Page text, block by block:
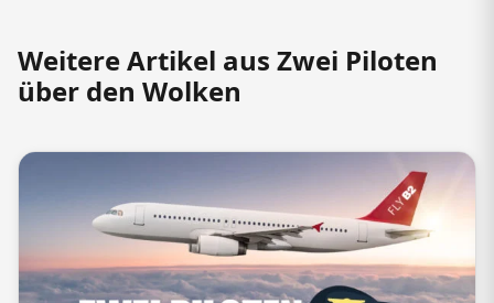
Weitere Artikel aus Zwei Piloten
über den Wolken